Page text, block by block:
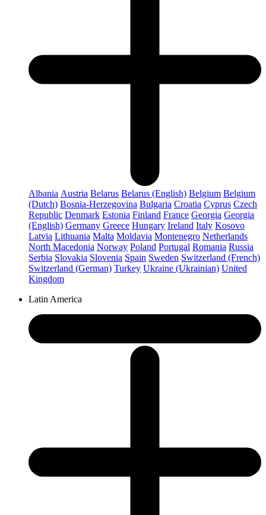
Albania Austria Belarus Belarus (English) Belgium Belgium
(Dutch) Bosnia-Herzegovina Bulgaria Croatia Cyprus Czech
Republic Denmark Estonia Finland France Georgia Georgia
(English) Germany Greece Hungary Ireland Italy Kosovo
Latvia Lithuania Malta Moldavia Montenegro Netherlands
North Macedonia Norway Poland Portugal Romania Russia
Serbia Slovakia Slovenia Spain Sweden Switzerland (French)
Switzerland (German) Turkey Ukraine (Ukrainian) United
Kingdom
Latin America